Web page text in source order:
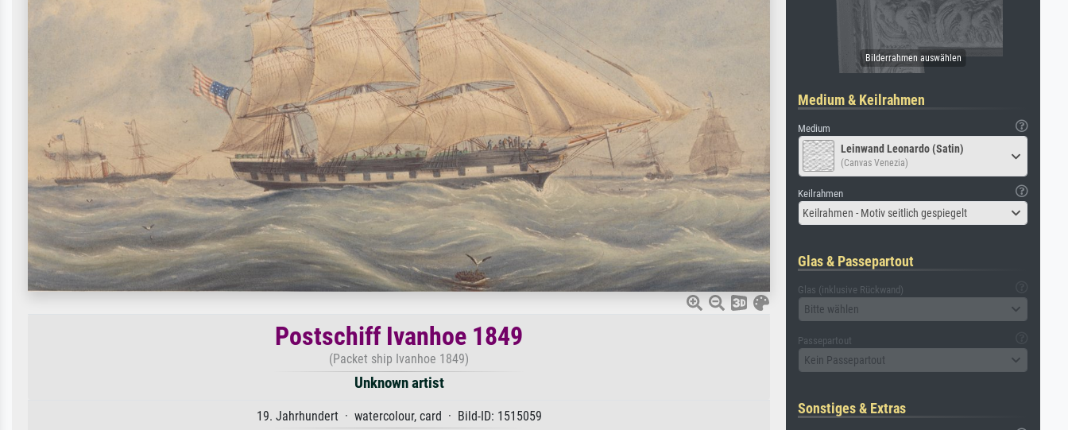
Postschiff Ivanhoe 1849
(Packet ship Ivanhoe 1849)
Unknown artist
19. Jahrhundert · watercolour, card · Bild-ID: 1515059
Medium & Keilrahmen
Medium
Leinwand Leonardo (Satin)
(Canvas Venezia)
Keilrahmen
Keilrahmen - Motiv seitlich gespiegelt
Glas & Passepartout
Glas (inklusive Rückwand)
Bitte wählen
Passepartout
Kein Passepartout
Sonstiges & Extras